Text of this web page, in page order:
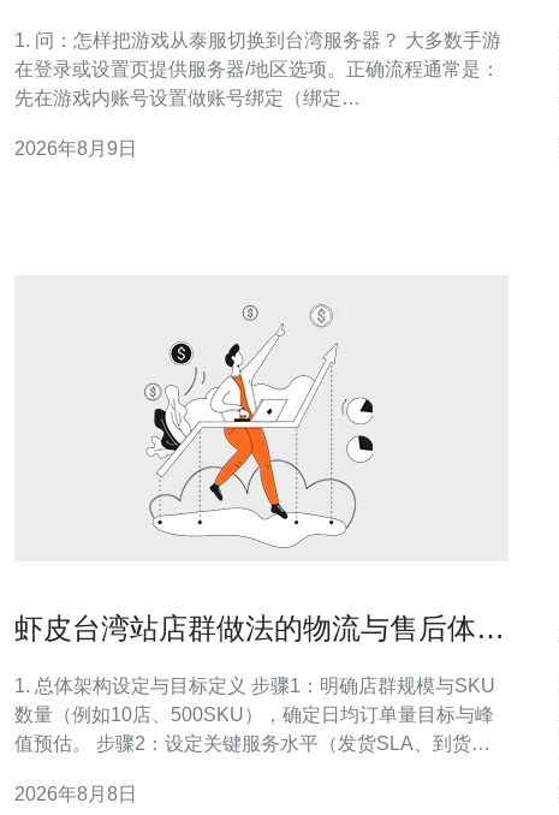
1. 问：怎样把游戏从泰服切换到台湾服务器？ 大多数手游
在登录或设置页提供服务器/地区选项。正确流程通常是：
先在游戏内账号设置做账号绑定（绑定
在服务器选择界面切换到台湾服务器。若游戏对地区做了
2026年8月9日
虾皮台湾站店群做法的物流与售后体系
1. 总体架构设定与目标定义 步骤1：明确店群规模与SKU
数量（例如10店、500SKU），确定日均订单量目标与峰
值预估。 步骤2：设定关键服务水平（发货SLA、到货时
略：本地仓（台湾仓）优先、海外直发或混合模式；根据
2026年8月8日